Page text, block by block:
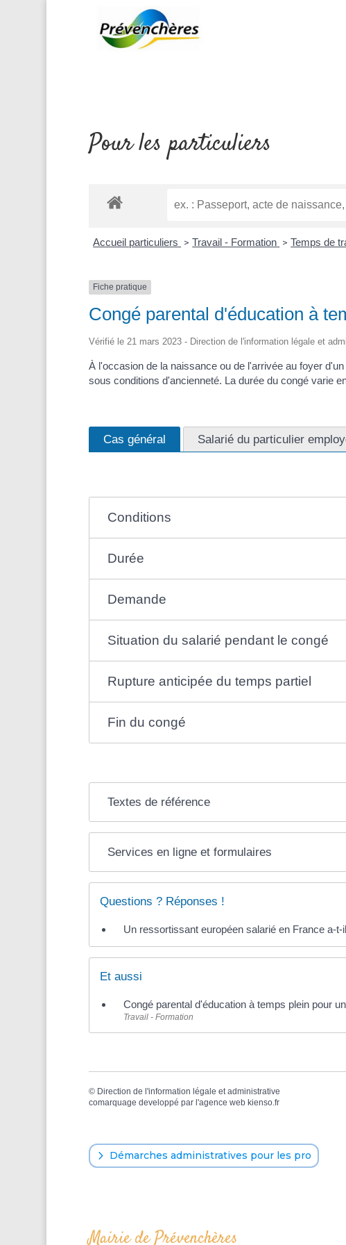
Pour les particuliers
Accueil particuliers > Travail - Formation > Temps de
Fiche pratique
Congé parental d'éducation à
Vérifié le 21 mars 2023 - Direction de l'information légale et
À l'occasion de la naissance ou de l'arrivée au foyer
sous conditions d'ancienneté. La durée du congé varie
Cas général Salarié du particulier
Conditions
Durée
Demande
Situation du salarié pendant le congé
Rupture anticipée du temps partiel
Fin du congé
Textes de référence
Services en ligne et formulaires
Questions ? Réponses !
Un ressortissant européen salarié en France a-
Et aussi
Congé parental d'éducation à temps plein pour
Travail - Formation
© Direction de l'information légale et administrative
comarquage developpé par l'agence web kienso.fr
Démarches administratives pour les pro
Mairie de Prévenchères